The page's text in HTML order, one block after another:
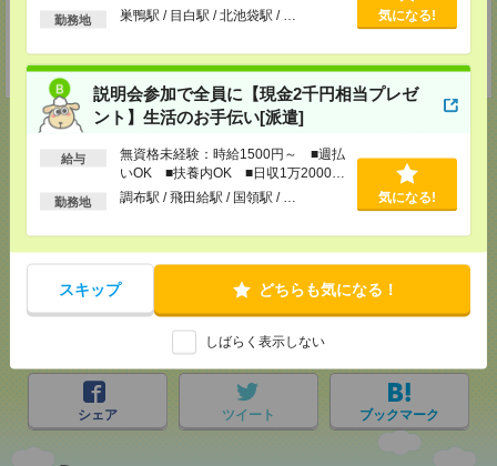
以上
勤務地 巣鴨駅 / 目白駅 / 北池袋駅 / … 気になる!
説明会参加で全員に【現金2千円相当プレゼ
ント】生活のお手伝い[派遣]
給与
無資格未経験：時給1500円～ ■週払
いOK ■扶養内OK ■日収1万2000円
以上
勤務地 調布駅 / 飛田給駅 / 国領駅 / … 気になる!
スキップ どちらも気になる！
しばらく表示しない
TEL：0120-921-871
担当：採用担当者
受付可能日時：9:30-19:00 ※電話受付時間⇒9:30-21:00
応募ページへ
気になる！
LINE
シェア ツイート ブックマーク